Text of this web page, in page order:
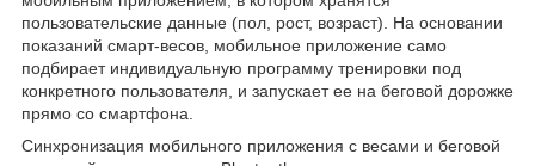
пользовательские данные (пол, рост, возраст). На основании
показаний смарт-весов, мобильное приложение само
подбирает индивидуальную программу тренировки под
конкретного пользователя, и запускает ее на беговой дорожке
прямо со смартфона.
Синхронизация мобильного приложения с весами и беговой